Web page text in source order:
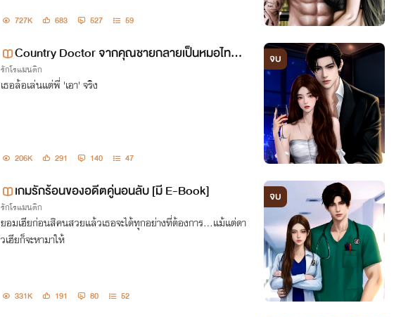
727K 683 527 59
Country Doctor จากคุณชายกลายเป็นหมอไทบ้า
น [มีE-book]
รักโรแมนติก
เธอล้อเล่นแต่พี่ 'เอา' จริง
206K 291 140 47
จบ
เกมรักร้อนของอดีตคู่นอนลับ [มี E-Book]
รักโรแมนติก
ยอมเฮียก่อนสิคนสวยแล้วเธอจะได้ทุกอย่างที่ต้องการ...แม้แต่ดา
วเฮียก็จะหามาให้
331K 191 80 52
จบ